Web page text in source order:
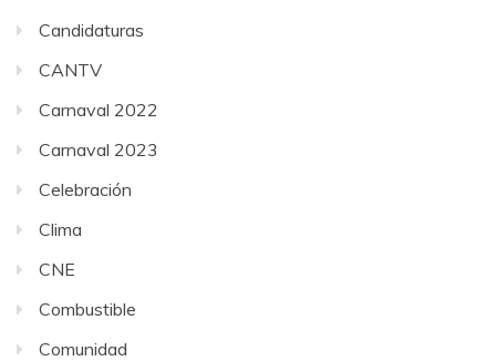
Candidaturas
CANTV
Carnaval 2022
Carnaval 2023
Celebración
Clima
CNE
Combustible
Comunidad